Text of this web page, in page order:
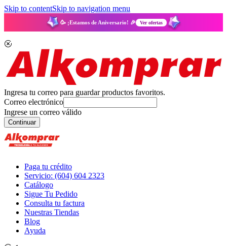
Skip to contentSkip to navigation menu
🥳 ¡Estamos de Aniversario! 🎉 Ver ofertas
Ingresa tu correo para guardar productos favoritos.
Correo electrónico
Ingrese un correo válido
Continuar
Paga tu crédito
Servicio: (604) 604 2323
Catálogo
Sigue Tu Pedido
Consulta tu factura
Nuestras Tiendas
Blog
Ayuda